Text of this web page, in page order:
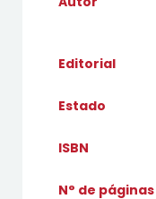
Editorial
Estado
ISBN
N° de páginas